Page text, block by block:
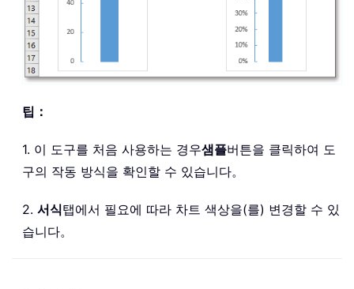
팁：
1. 이 도구를 처음 사용하는 경우샘플버튼을 클릭하여 도
구의 작동 방식을 확인할 수 있습니다。
2. 서식탭에서 필요에 따라 차트 색상을(를) 변경할 수 있
습니다。